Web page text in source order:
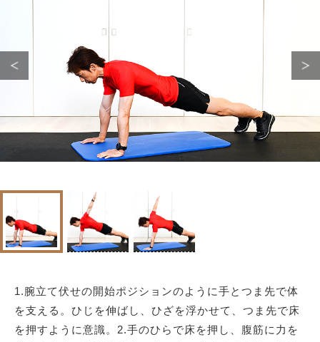
1.腕立て伏せの開始ポジションのように手とつま先で体
を支える。ひじを伸ばし、ひざを浮かせて、つま先で床
を押すように意識。2.手のひらで床を押し、腹筋に力を